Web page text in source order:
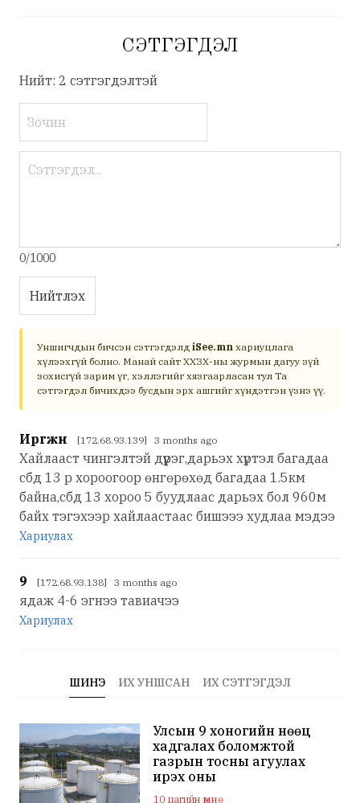
СЭТГЭГДЭЛ
Нийт: 2 сэтгэгдэлтэй
0/1000
Нийтлэх
Уншигчдын бичсэн сэтгэгдэлд iSee.mn хариуцлага
хүлээхгүй болно. Манай сайт ХХЗХ-ны журмын дагуу зүй
зохисгүй зарим үг, хэллэгийг хязгаарласан тул Та
сэтгэгдэл бичихдээ бусдын эрх ашгийг хүндэтгэн үзнэ үү.
Иргжн [172.68.93.139] 3 months ago
Хайлааст чингэлтэй дүүрэг,дарьэх хүртэл багадаа
сбд 13 р хороогоор өнгөрөхөд багадаа 1.5км
байна,сбд 13 хороо 5 буудлаас дарьэх бол 960м
байх тэгэхээр хайлаастаас бишэээ худлаа мэдээ
Хариулах
9 [172.68.93.138] 3 months ago
ядаж 4-6 эгнээ тавиачээ
Хариулах
ШИНЭ ИХ УНШСАН ИХ СЭТГЭГДЭЛ
Улсын 9 хоногийн нөөц
хадгалах боломжтой
газрын тосны агуулах
ирэх оны
арванхоёрдугаар сар
10 цагийн өмнө